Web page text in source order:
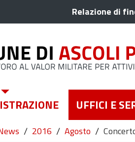
Relazione di
UFFICI E
/ 2016 / Agosto /